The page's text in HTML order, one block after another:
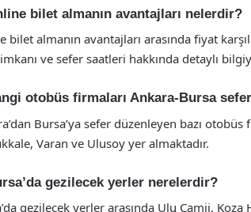
bilet almanın avantajları nelerdir?
bilet almanın avantajları arasında fiyat
ve sefer saatleri hakkında detaylı
otobüs firmaları Ankara-Bursa
Bursa’ya sefer düzenleyen bazı
Varan ve Ulusoy yer almaktadır.
gezilecek yerler nerelerdir?
gezilecek yerler arasında Ulu Camii,